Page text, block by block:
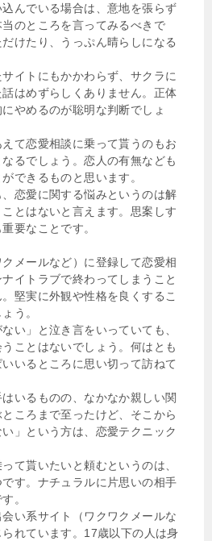
んでいる場合は、意地を張らず
のところを言ってみるべきで
けたり、うっぷん晴らしになる
サイトにもかかわらず、サクラに
はめずらしくありません。正体
やめるのが聡明な判断でしょ
て恋愛相談に乗って貰うのもお
るでしょう。恋人の有無なども
できるものと思います。
恋愛に関する悩みというのは解
とはないと言えます。思案しす
要なことです。
メールなど）に登録して恋愛相
イトラブで終わってしまうこと
堅実に外観や性格を良くするこ
う。
い」と泣き言をいっていても、
ことはないでしょう。何はとも
いるところに思い切って訪ねて
はいるものの、なかなか親しい関
ころまで至ったけど、そこから
」という方は、恋愛テクニック
て貰いたいと頼むというのは、
す。ナチュラルに片思いの相手
。
い系サイト（ワクワクメールな
れています。17歳以下の人は身